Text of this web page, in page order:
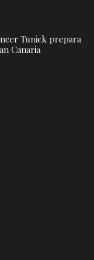
Tunick prepara
Canaria